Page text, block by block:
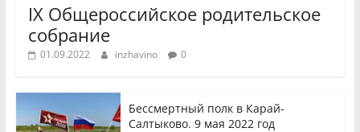
IX Общероссийское родительское
собрание
01.09.2022 inzhavino 0
Бессмертный полк в Карай-
Салтыково. 9 мая 2022 год